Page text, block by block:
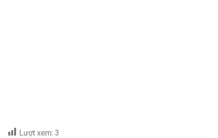
Lượt xem: 3